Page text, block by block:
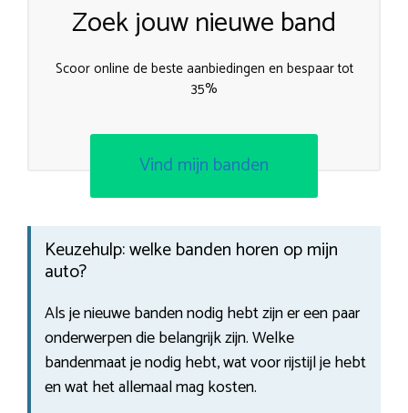
Zoek jouw nieuwe band
Scoor online de beste aanbiedingen en bespaar tot
35%
Vind mijn banden
Keuzehulp: welke banden horen op mijn
auto?
Als je nieuwe banden nodig hebt zijn er een paar
onderwerpen die belangrijk zijn. Welke
bandenmaat je nodig hebt, wat voor rijstijl je hebt
en wat het allemaal mag kosten.